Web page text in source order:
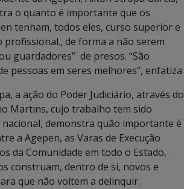
o quanto é importante que os
tenham, todos eles, curso superior e
profissional., de forma a não serem
guardadores” de presos. “São
pessoas em seres melhores”, enfatiza
a ação do Poder Judiciário, através do
Martins, cujo trabalho tem sido
demonstra quão importante é
a Agepen, as Varas de Execução
da Comunidade em todo o Estado,
construam, dentro de si, novos e
que não voltem a delinquir.